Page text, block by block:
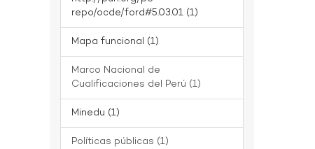
repo/ocde/ford#5.03.01 (1)
Mapa funcional (1)
Marco Nacional de
Cualificaciones del Perú (1)
Minedu (1)
Políticas públicas (1)